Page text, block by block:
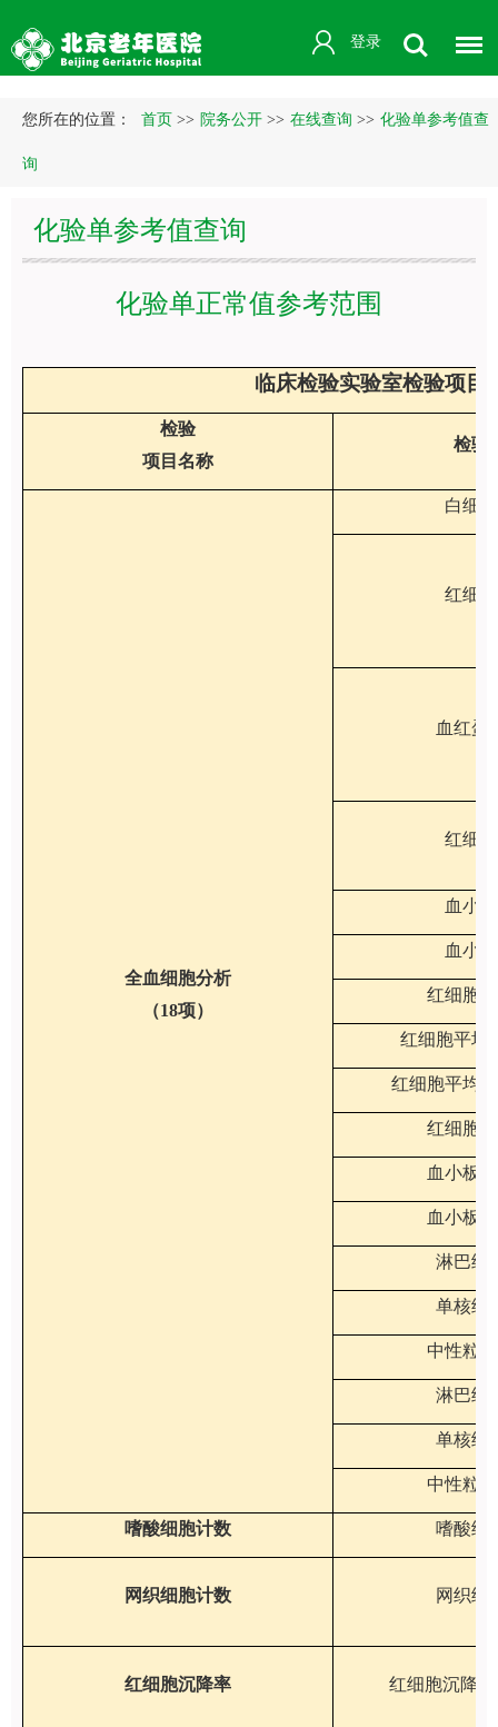
登录
您所在的位置： 首页 >> 院务公开 >> 在线查询 >> 化验单参考值查
询
化验单参考值查询
化验单正常值参考范围
临床检验实验室检验项目
检验
项目名称
检验
全血细胞分析
（18项）
白细
红细
血红蛋
红细
血小
血小
红细胞
红细胞平均
红细胞平均
红细胞
血小板
血小板
淋巴细
单核细
中性粒
淋巴细
单核细
中性粒
嗜酸细胞计数 嗜酸细
网织细胞计数 网织细
红细胞沉降率 红细胞沉降